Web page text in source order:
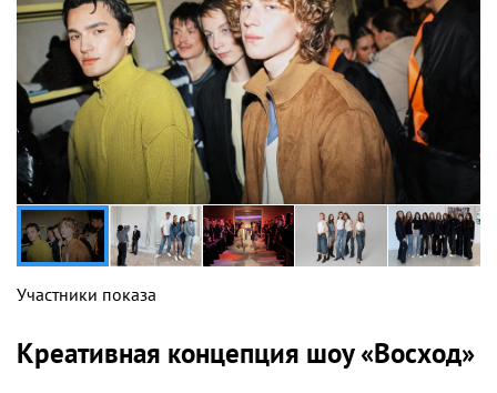
Участники показа
Креативная концепция шоу «Восход»